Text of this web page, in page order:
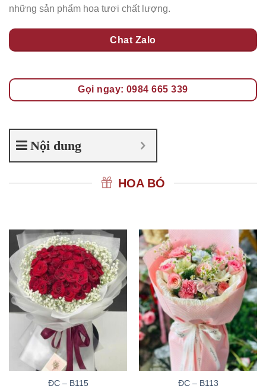
những sản phẩm hoa tươi chất lượng.
Chat Zalo
Gọi ngay: 0984 665 339
Nội dung
HOA BÓ
ĐC – B115
ĐC – B113